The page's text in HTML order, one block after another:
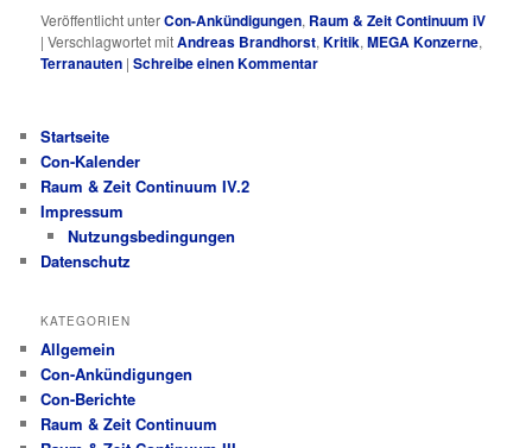
Veröffentlicht unterCon-Ankündigungen, Raum & Zeit Continuum iV
|Verschlagwortet mitAndreas Brandhorst,Kritik,MEGA Konzerne,
Terranauten |Schreibe einen Kommentar
Startseite
Con-Kalender
Raum & Zeit Continuum IV.2
Impressum
Nutzungsbedingungen
Datenschutz
KATEGORIEN
Allgemein
Con-Ankündigungen
Con-Berichte
Raum & Zeit Continuum